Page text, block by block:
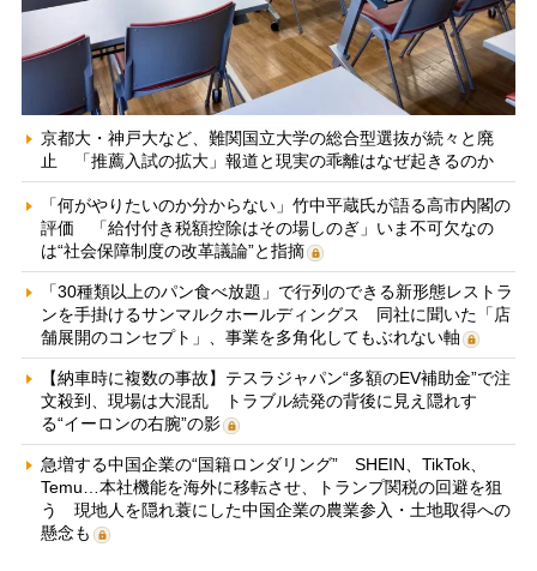
京都大・神戸大など、難関国立大学の総合型選抜が続々と廃
止 「推薦入試の拡大」報道と現実の乖離はなぜ起きるのか
「何がやりたいのか分からない」竹中平蔵氏が語る高市内閣の
評価 「給付付き税額控除はその場しのぎ」いま不可欠なの
は“社会保障制度の改革議論”と指摘
「30種類以上のパン食べ放題」で行列のできる新形態レストラ
ンを手掛けるサンマルクホールディングス 同社に聞いた「店
舗展開のコンセプト」、事業を多角化してもぶれない軸
【納車時に複数の事故】テスラジャパン“多額のEV補助金”で注
文殺到、現場は大混乱 トラブル続発の背後に見え隠れす
る“イーロンの右腕”の影
急増する中国企業の“国籍ロンダリング” SHEIN、TikTok、
Temu…本社機能を海外に移転させ、トランプ関税の回避を狙
う 現地人を隠れ蓑にした中国企業の農業参入・土地取得への
懸念も